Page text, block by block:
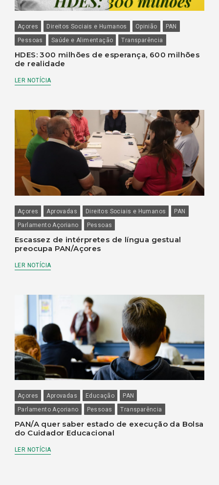
Açores Direitos Sociais e Humanos Opinião
PAN
Pessoas
Saúde e Alimentação Transparência
HDES: 300 milhões de esperança, 600 milhões
de realidade
LER NOTÍCIA
Açores Aprovadas Direitos Sociais e Humanos
PAN
Parlamento Açoriano
Pessoas
Escassez de intérpretes de língua gestual
preocupa PAN/Açores
LER NOTÍCIA
Açores Aprovadas Educação
PAN
Parlamento Açoriano
Pessoas Transparência
PAN/A quer saber estado de execução da Bolsa
do Cuidador Educacional
LER NOTÍCIA